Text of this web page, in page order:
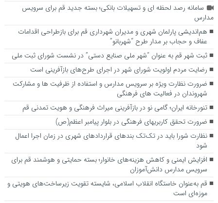
سامانه رصد لحظه ای و تسهیلات بانکی؛ بسته جدید قم برای سرویس
مدارس
هم‌اندیشی پارلمان شهری و مدیران شهرداری قم برای بازطراحی اقدامات
عفاف و حجاب بر مدار طرح “شهربانو”
ثبت شهر قم به عنوان “شهر ملی صنایع دستی” در نشست شورای ثبت ملی
رضایت مردم اولویت شورای شهر در اجرای طرح‌های بازآفرینی است
ضرورت نظارت ویژه بر سرویس مدارس و استفاده از ظرفیت ها و مشارکت
شهروندان در فعالیت های فرهنگی
تنورخانه ایران؛ گامی نو در بازآفرینی میراث فرهنگی و هویت تمدنی قم
ضرورت تحقق کاربری­های فرهنگی در بلوار پیامبر اعظم(ص)
نظارت شورا باید در تک‌تک بندهای قراردادهای شهری در زمان اجرا اعمال
شود
افزایش ایمنی و کاهش هزینه‌های خانوار؛ بسته حمایتی و هوشمند قم برای
سرویس مدارس دانش‌آموزان
قم به‌عنوان خاستگاه انقلاب اسلامی، شایسته تقویت زیرساخت‌های هویتی و
موزه‌ای است